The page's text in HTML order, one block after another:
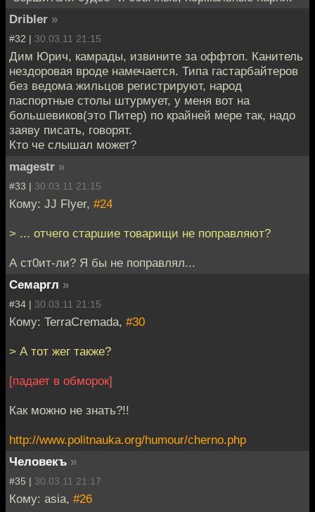
Dribler »
#32 | 30.03.11 21:15
Дим Юрич, камрады, извините за оффтоп. Канитель
нездоровая вроде намечается. Типа гастарбайтеров
без ведома жильцов регистрируют, народ
паспортные столы штурмует, у меня вот на
большевиков(это Питер) по крайней мере так, надо
заяву писать, говорят.
Кто че слышал может?
magestr »
#33 | 30.03.11 21:15
Кому: JJ Flyer, #24
> ... отчего старшие товарищи не поправляют?
А ст0ит-ли? Я бы не поправлял...
Семаргл »
#34 | 30.03.11 21:15
Кому: TerraCremada, #30
> А тот жег также?
[падает в обморок]
Как можно не знать?!!
http://www.politnauka.org/humour/cherno.php
Человекъ »
#35 | 30.03.11 21:17
Кому: asia, #26